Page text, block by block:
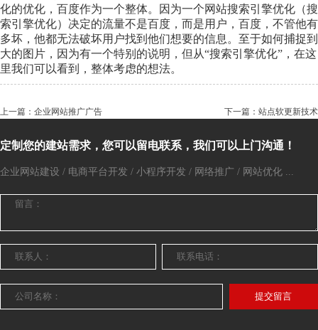
化的优化，百度作为一个整体。因为一个网站搜索引擎优化（搜
索引擎优化）决定的流量不是百度，而是用户，百度，不管他有
多坏，他都无法破坏用户找到他们想要的信息。至于如何捕捉到
大的图片，因为有一个特别的说明，但从“搜索引擎优化”，在这
里我们可以看到，整体考虑的想法。
上一篇：企业网站推广广告 下一篇：站点软更新技术
定制您的建站需求，您可以留电联系，我们可以上门沟通！
企业网站建设 / 电商平台开发 / 小程序开发 / 网络推广 / 网站优化 ...
提交留言